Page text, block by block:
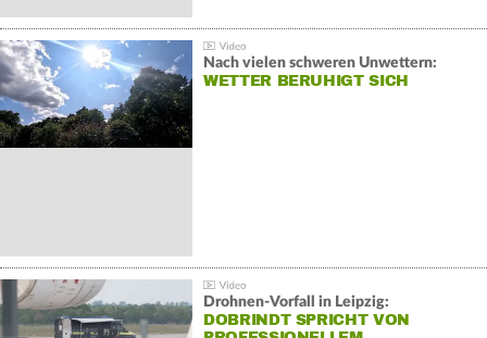
Nach vielen schweren Unwettern:
WETTER BERUHIGT SICH
Drohnen-Vorfall in Leipzig:
DOBRINDT SPRICHT VON